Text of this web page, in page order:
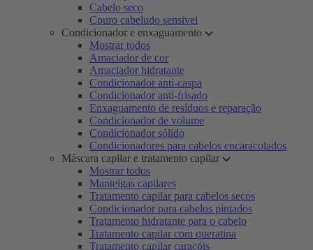
Cabelo seco
Couro cabeludo sensível
Condicionador e enxaguamento
Mostrar todos
Amaciador de cor
Amaciador hidratante
Condicionador anti-caspa
Condicionador anti-frisado
Enxaguamento de resíduos e reparação
Condicionador de volume
Condicionador sólido
Condicionadores para cabelos encaracolados
Máscara capilar e tratamento capilar
Mostrar todos
Manteigas capilares
Tratamento capilar para cabelos secos
Condicionador para cabelos pintados
Tratamento hidratante para o cabelo
Tratamento capilar com queratina
Tratamento capilar caracóis